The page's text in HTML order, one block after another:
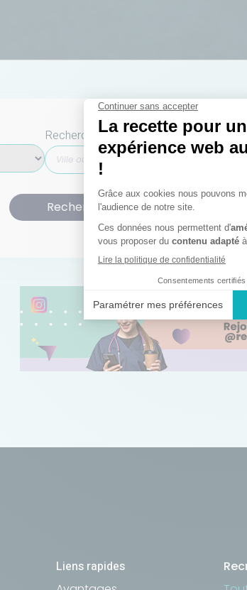
Recherche par localisation
Rechercher
S'inscrire à l'alerte email basée sur
Liens rapides